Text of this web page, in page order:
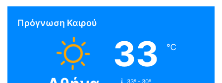
Πρόγνωση Καιρού
33 ℃
33º - 30º